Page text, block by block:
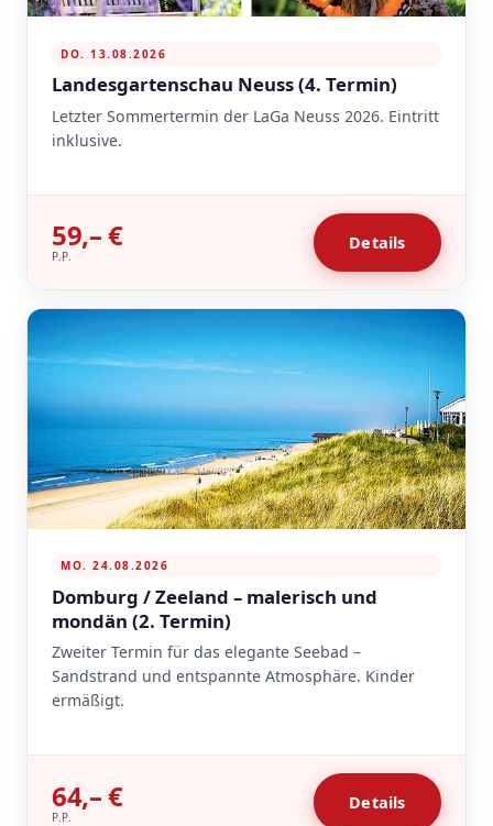
DO. 13.08.2026
Landesgartenschau Neuss (4. Termin)
Letzter Sommertermin der LaGa Neuss 2026. Eintritt
inklusive.
59,– €
P.P.
Details
MO. 24.08.2026
Domburg / Zeeland – malerisch und
mondän (2. Termin)
Zweiter Termin für das elegante Seebad –
Sandstrand und entspannte Atmosphäre. Kinder
ermäßigt.
64,– €
P.P.
Details